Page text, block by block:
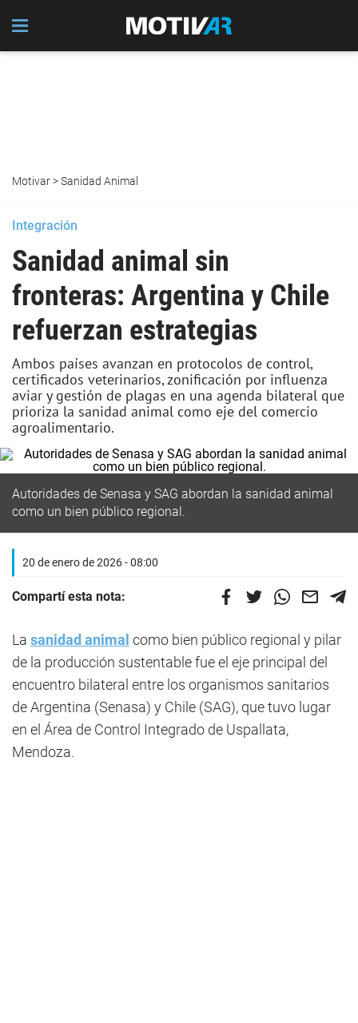
Motivar>Sanidad Animal
Integración
Sanidad animal sin
fronteras: Argentina y Chile
refuerzan estrategias
Ambos países avanzan en protocolos de control,
certificados veterinarios, zonificación por influenza
aviar y gestión de plagas en una agenda bilateral que
prioriza la sanidad animal como eje del comercio
agroalimentario.
Autoridades de Senasa y SAG abordan la sanidad animal
como un bien público regional.
20 de enero de 2026 - 08:00
Compartí esta nota:
La sanidad animal como bien público regional y pilar
de la producción sustentable fue el eje principal del
encuentro bilateral entre los organismos sanitarios
de Argentina (Senasa) y Chile (SAG), que tuvo lugar
en el Área de Control Integrado de Uspallata,
Mendoza.